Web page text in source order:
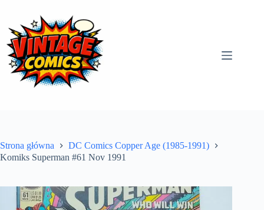
treści
Strona główna
DC Comics Copper Age (1985-1991)
Komiks Superman #61 Nov 1991